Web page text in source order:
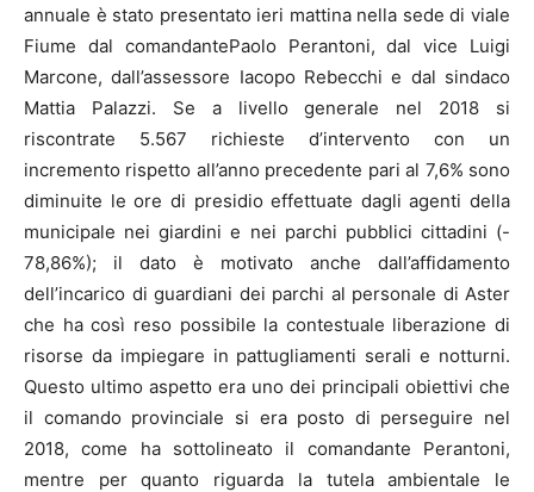
annuale è stato presentato ieri mattina nella sede di viale
Fiume dal comandantePaolo Perantoni, dal vice Luigi
Marcone, dall’assessore Iacopo Rebecchi e dal sindaco
Mattia Palazzi. Se a livello generale nel 2018 si
riscontrate 5.567 richieste d’intervento con un
incremento rispetto all’anno precedente pari al 7,6% sono
diminuite le ore di presidio effettuate dagli agenti della
municipale nei giardini e nei parchi pubblici cittadini (-
78,86%); il dato è motivato anche dall’affidamento
dell’incarico di guardiani dei parchi al personale di Aster
che ha così reso possibile la contestuale liberazione di
risorse da impiegare in pattugliamenti serali e notturni.
Questo ultimo aspetto era uno dei principali obiettivi che
il comando provinciale si era posto di perseguire nel
2018, come ha sottolineato il comandante Perantoni,
mentre per quanto riguarda la tutela ambientale le